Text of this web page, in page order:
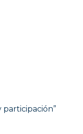
participación”